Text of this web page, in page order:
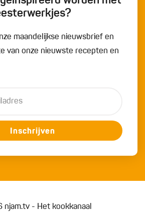
maandelijkse nieuwsbrief en
van onze nieuwste recepten en
Inschrijven
- Het kookkanaal